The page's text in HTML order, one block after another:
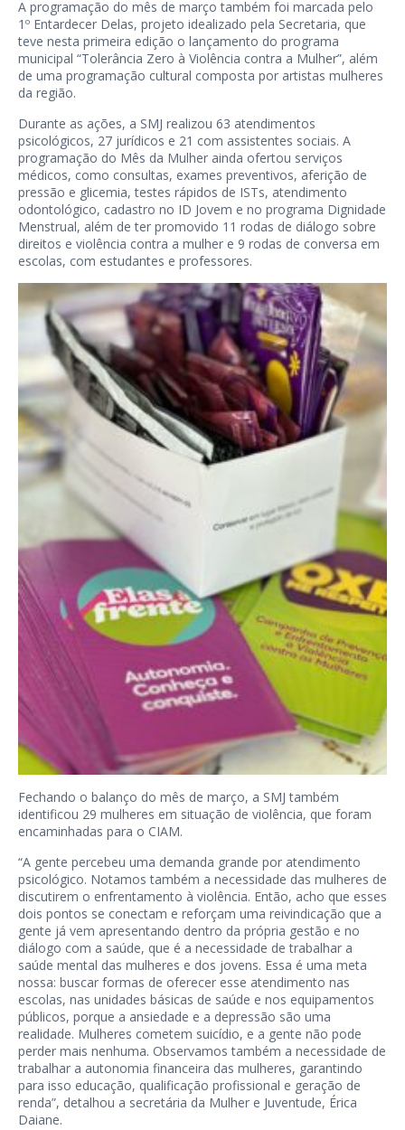
A programação do mês de março também foi marcada pelo
1º Entardecer Delas, projeto idealizado pela Secretaria, que
teve nesta primeira edição o lançamento do programa
municipal “Tolerância Zero à Violência contra a Mulher”, além
de uma programação cultural composta por artistas mulheres
da região.
Durante as ações, a SMJ realizou 63 atendimentos
psicológicos, 27 jurídicos e 21 com assistentes sociais. A
programação do Mês da Mulher ainda ofertou serviços
médicos, como consultas, exames preventivos, aferição de
pressão e glicemia, testes rápidos de ISTs, atendimento
odontológico, cadastro no ID Jovem e no programa Dignidade
Menstrual, além de ter promovido 11 rodas de diálogo sobre
direitos e violência contra a mulher e 9 rodas de conversa em
escolas, com estudantes e professores.
Fechando o balanço do mês de março, a SMJ também
identificou 29 mulheres em situação de violência, que foram
encaminhadas para o CIAM.
“A gente percebeu uma demanda grande por atendimento
psicológico. Notamos também a necessidade das mulheres de
discutirem o enfrentamento à violência. Então, acho que esses
dois pontos se conectam e reforçam uma reivindicação que a
gente já vem apresentando dentro da própria gestão e no
diálogo com a saúde, que é a necessidade de trabalhar a
saúde mental das mulheres e dos jovens. Essa é uma meta
nossa: buscar formas de oferecer esse atendimento nas
escolas, nas unidades básicas de saúde e nos equipamentos
públicos, porque a ansiedade e a depressão são uma
realidade. Mulheres cometem suicídio, e a gente não pode
perder mais nenhuma. Observamos também a necessidade de
trabalhar a autonomia financeira das mulheres, garantindo
para isso educação, qualificação profissional e geração de
renda”, detalhou a secretária da Mulher e Juventude, Érica
Daiane.